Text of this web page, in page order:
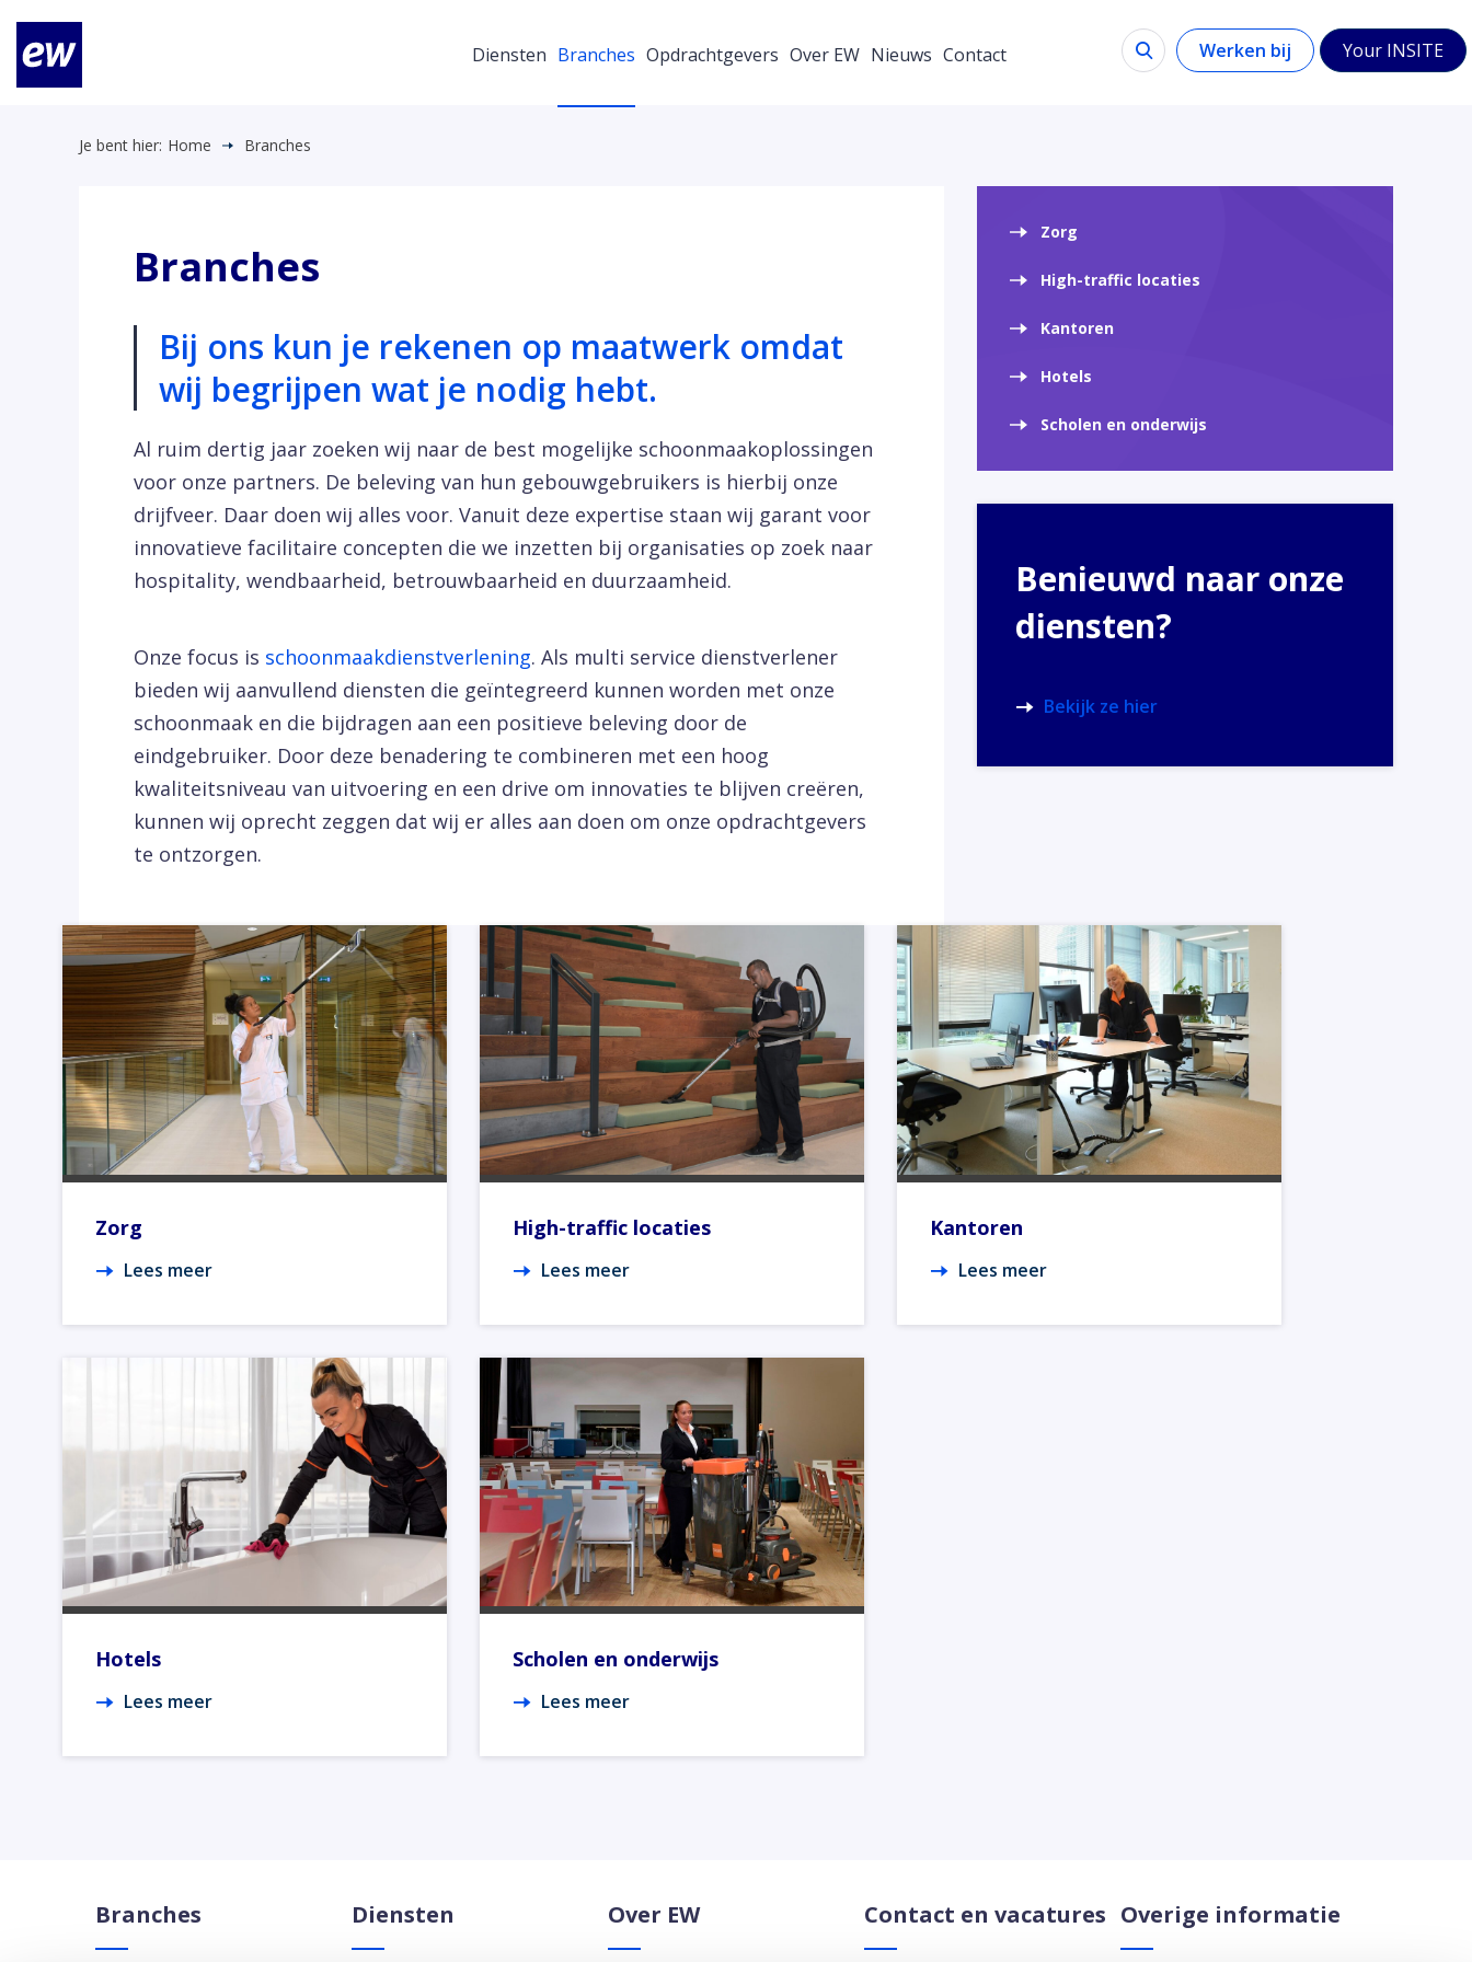
Diensten Branches Opdrachtgevers Over EW Nieuws Contact Werken bij Your INSITE
Je bent hier: Home Branches
Branches
Bij ons kun je rekenen op maatwerk omdat
wij begrijpen wat je nodig hebt.
Al ruim dertig jaar zoeken wij naar de best mogelijke schoonmaakoplossingen
voor onze partners. De beleving van hun gebouwgebruikers is hierbij onze
drijfveer. Daar doen wij alles voor. Vanuit deze expertise staan wij garant voor
innovatieve facilitaire concepten die we inzetten bij organisaties op zoek naar
hospitality, wendbaarheid, betrouwbaarheid en duurzaamheid.
Onze focus is schoonmaakdienstverlening. Als multi service dienstverlener
bieden wij aanvullend diensten die geïntegreerd kunnen worden met onze
schoonmaak en die bijdragen aan een positieve beleving door de
eindgebruiker. Door deze benadering te combineren met een hoog
kwaliteitsniveau van uitvoering en een drive om innovaties te blijven creëren,
kunnen wij oprecht zeggen dat wij er alles aan doen om onze opdrachtgevers
te ontzorgen.
Zorg
High-traffic locaties
Kantoren
Hotels
Scholen en onderwijs
Benieuwd naar onze
diensten?
Bekijk ze hier
Zorg
Lees meer
High-traffic locaties
Lees meer
Kantoren
Lees meer
Hotels
Lees meer
Scholen en onderwijs
Lees meer
Branches Diensten Over EW Contact en vacatures Overige informatie